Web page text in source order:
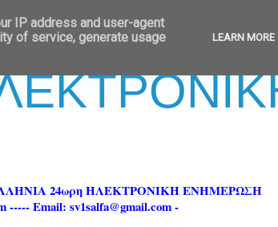
24ωρη ΗΛΕΚΤΡΟΝΙΚΗ ΕΝΗΜΕΡΩΣΗ
Email: sv1salfa@gmail.com -
IP address and user-agent
of service, generate usage
LEARN MORE